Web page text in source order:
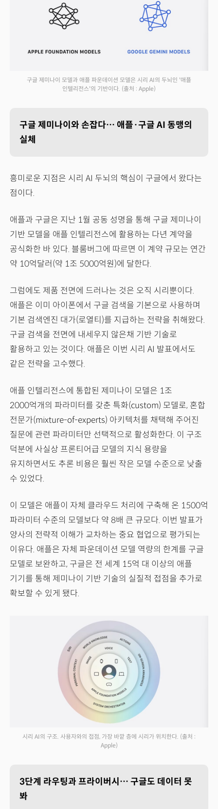
구글 제미나이 모델과 애플 파운데이션 모델은 시리 AI의 두뇌인 '애플
인텔리전스'의 기반이다. (출처 : Apple)
구글 제미나이와 손잡다… 애플·구글 AI 동맹의
실체
흥미로운 지점은 시리 AI 두뇌의 핵심이 구글에서 왔다는
점이다.
애플과 구글은 지난 1월 공동 성명을 통해 구글 제미나이
기반 모델을 애플 인텔리전스에 활용하는 다년 계약을
공식화한 바 있다. 블룸버그에 따르면 이 계약 규모는 연간
약 10억달러(약 1조 5000억원)에 달한다.
그럼에도 제품 전면에 드러나는 것은 오직 시리뿐이다.
애플은 이미 아이폰에서 구글 검색을 기본으로 사용하며
기본 검색엔진 대가(로열티)를 지급하는 전략을 취해왔다.
구글 검색을 전면에 내세우지 않은채 기반 기술로
활용하고 있는 것이다. 애플은 이번 시리 AI 발표에서도
같은 전략을 고수했다.
애플 인텔리전스에 통합된 제미나이 모델은 1조
2000억개의 파라미터를 갖춘 특화(custom) 모델로, 혼합
전문가(mixture-of-experts) 아키텍처를 채택해 주어진
질문에 관련 파라미터만 선택적으로 활성화한다. 이 구조
덕분에 사실상 프론티어급 모델의 지식 용량을
유지하면서도 추론 비용은 훨씬 작은 모델 수준으로 낮출
수 있었다.
이 모델은 애플이 자체 클라우드 처리에 구축해 온 1500억
파라미터 수준의 모델보다 약 8배 큰 규모다. 이번 발표가
양사의 전략적 이해가 교차하는 중요 협업으로 평가되는
이유다. 애플은 자체 파운데이션 모델 역량의 한계를 구글
모델로 보완하고, 구글은 전 세계 15억 대 이상의 애플
기기를 통해 제미나이 기반 기술의 실질적 접점을 추가로
확보할 수 있게 됐다.
시리 AI의 구조. 사용자와의 접점, 가장 바깥 층에 시리가 위치한다. (출처 :
Apple)
3단계 라우팅과 프라이버시… 구글도 데이터 못
봐